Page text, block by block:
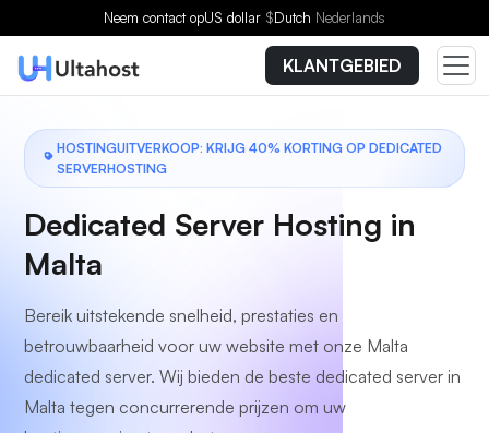
Neem contact opUS dollar $Dutch Nederlands
KLANTGEBIED
HOSTINGUITVERKOOP: KRIJG 40% KORTING OP DEDICATED
SERVERHOSTING
Dedicated Server Hosting in
Malta
Bereik uitstekende snelheid, prestaties en
betrouwbaarheid voor uw website met onze Malta
dedicated server. Wij bieden de beste dedicated server in
Malta tegen concurrerende prijzen om uw